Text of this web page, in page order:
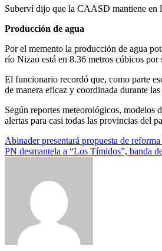
Suberví dijo que la CAASD mantiene en
Producción de agua
Por el memento la producción de agua
río Nizao está en 8.36 metros cúbicos por
El funcionario recordó que, como parte
de manera eficaz y coordinada durante
Según reportes meteorológicos, modelos
alertas para casi todas las provincias del
Navegación
de
Abinader presentará propuesta de
PN desmantela a “Los Tímidos”, banda